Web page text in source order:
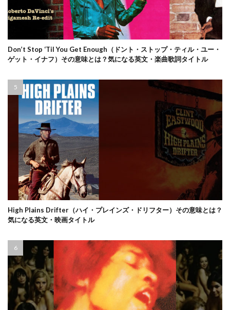
Don’t Stop ‘Til You Get Enough（ドント・ストップ・ティル・ユー・
ゲット・イナフ）その意味とは？気になる英文・楽曲歌詞タイトル
High Plains Drifter（ハイ・プレインズ・ドリフター）その意味とは？
気になる英文・映画タイトル